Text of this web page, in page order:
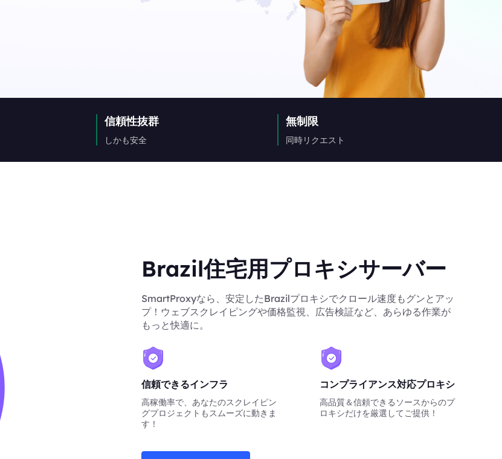
信頼性抜群
しかも安全
無制限
同時リクエスト
Brazil住宅用プロキシサーバー
SmartProxyなら、安定したBrazilプロキシでクロール速度もグンとアッ
プ！ウェブスクレイピングや価格監視、広告検証など、あらゆる作業が
もっと快適に。
信頼できるインフラ
高稼働率で、あなたのスクレイピン
グプロジェクトもスムーズに動きま
す！
コンプライアンス対応プロキシ
高品質＆信頼できるソースからのプ
ロキシだけを厳選してご提供！